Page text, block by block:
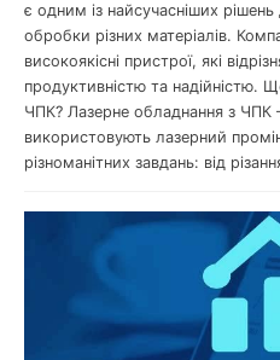
є одним із найсучасніших рішень
обробки різних матеріалів.
високоякісні пристрої, які
продуктивністю та надійністю.
ЧПК? Лазерне обладнання з ЧПК
використовують лазерний
різноманітних завдань: від